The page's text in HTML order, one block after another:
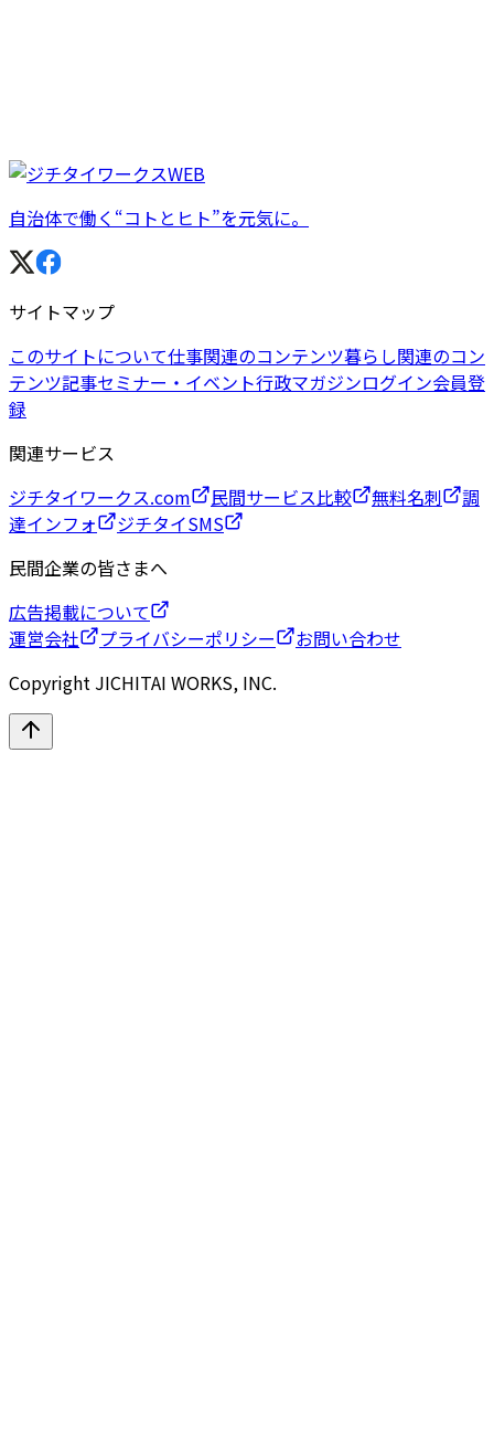
自治体で働く“コトとヒト”を元気に。
サイトマップ
このサイトについて仕事関連のコンテンツ暮らし関連のコン
テンツ記事セミナー・イベント行政マガジンログイン会員登
録
関連サービス
ジチタイワークス.com
民間サービス比較 無料名刺
調
達インフォ
ジチタイSMS
民間企業の皆さまへ
広告掲載について
運営会社
プライバシーポリシー
お問い合わせ
Copyright JICHITAI WORKS, INC.